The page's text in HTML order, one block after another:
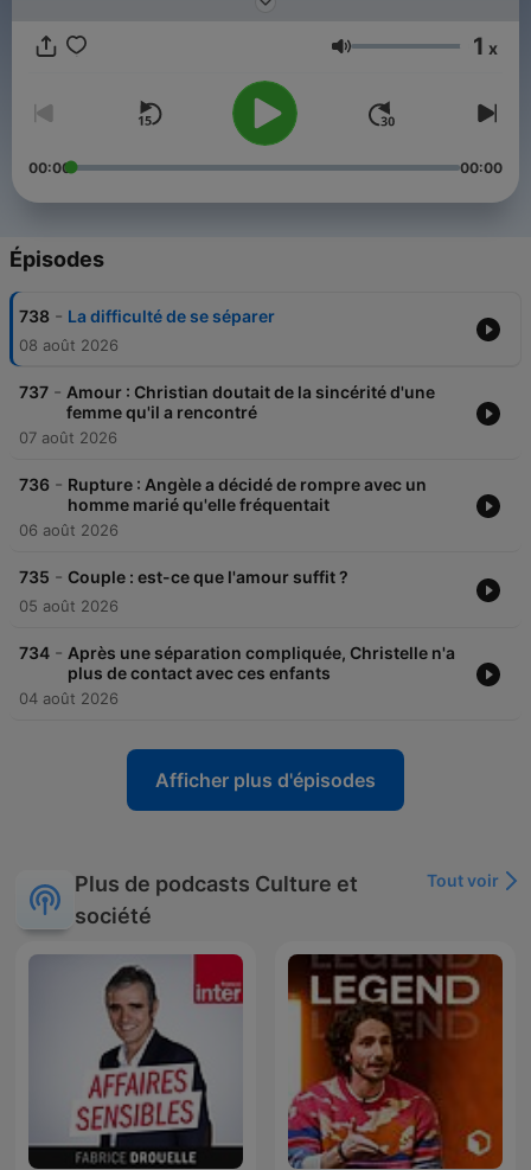
Volume 1 x
00:00 00:00
Épisodes
738 - La difficulté de se séparer
08 août 2026
737 - Amour : Christian doutait de la sincérité d'une
femme qu'il a rencontré
07 août 2026
736 - Rupture : Angèle a décidé de rompre avec un
homme marié qu'elle fréquentait
06 août 2026
735 - Couple : est-ce que l'amour suffit ?
05 août 2026
734 - Après une séparation compliquée, Christelle n'a
plus de contact avec ces enfants
04 août 2026
Afficher plus d'épisodes
Plus de podcasts Culture et
société
Tout voir